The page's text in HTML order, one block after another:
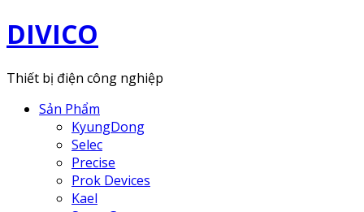
DIVICO
Thiết bị điện công nghiệp
Sản Phẩm
KyungDong
Selec
Precise
Prok Devices
Kael